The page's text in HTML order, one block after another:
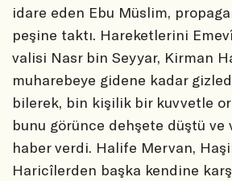
idare eden Ebu Müslim,
peşine taktı. Hareketlerini
valisi Nasr bin Seyyar, Kirman
muharebeye gidene kadar
bilerek, bin kişilik bir kuvvetle
bunu görünce dehşete düştü ve
haber verdi. Halife Mervan,
Haricîlerden başka kendine